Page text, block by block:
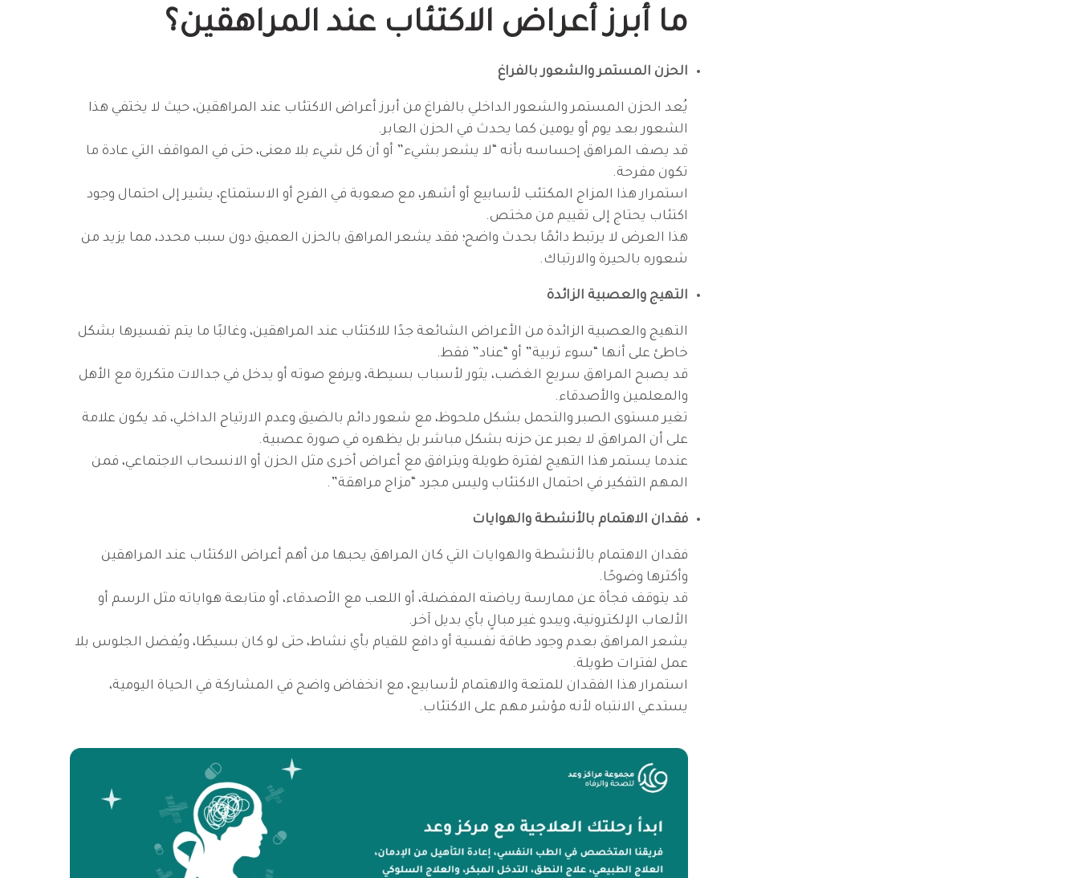
ما أبرز أعراض الاكتئاب عند المراهقين؟
الحزن المستمر والشعور بالفراغ
يُعد الحزن المستمر والشعور الداخلي بالفراغ من أبرز أعراض الاكتئاب عند المراهقين، حيث لا يختفي هذا
الشعور بعد يوم أو يومين كما يحدث في الحزن العابر.
قد يصف المراهق إحساسه بأنه “لا يشعر بشيء” أو أن كل شيء بلا معنى، حتى في المواقف التي عادة ما
تكون مفرحة.
استمرار هذا المزاج المكتئب لأسابيع أو أشهر، مع صعوبة في الفرح أو الاستمتاع، يشير إلى احتمال وجود
اكتئاب يحتاج إلى تقييم من مختص.
هذا العرض لا يرتبط دائمًا بحدث واضح؛ فقد يشعر المراهق بالحزن العميق دون سبب محدد، مما يزيد من
شعوره بالحيرة والارتباك.
التهيج والعصبية الزائدة
التهيج والعصبية الزائدة من الأعراض الشائعة جدًا للاكتئاب عند المراهقين، وغالبًا ما يتم تفسيرها بشكل
خاطئ على أنها “سوء تربية” أو “عناد” فقط.
قد يصبح المراهق سريع الغضب، يثور لأسباب بسيطة، ويرفع صوته أو يدخل في جدالات متكررة مع الأهل
والمعلمين والأصدقاء.
تغير مستوى الصبر والتحمل بشكل ملحوظ، مع شعور دائم بالضيق وعدم الارتياح الداخلي، قد يكون علامة
على أن المراهق لا يعبر عن حزنه بشكل مباشر بل يظهره في صورة عصبية.
عندما يستمر هذا التهيج لفترة طويلة ويترافق مع أعراض أخرى مثل الحزن أو الانسحاب الاجتماعي، فمن
المهم التفكير في احتمال الاكتئاب وليس مجرد “مزاج مراهقة”.
فقدان الاهتمام بالأنشطة والهوايات
فقدان الاهتمام بالأنشطة والهوايات التي كان المراهق يحبها من أهم أعراض الاكتئاب عند المراهقين
وأكثرها وضوحًا.
قد يتوقف فجأة عن ممارسة رياضته المفضلة، أو اللعب مع الأصدقاء، أو متابعة هواياته مثل الرسم أو
الألعاب الإلكترونية، ويبدو غير مبالٍ بأي بديل آخر.
يشعر المراهق بعدم وجود طاقة نفسية أو دافع للقيام بأي نشاط، حتى لو كان بسيطًا، ويُفضل الجلوس بلا
عمل لفترات طويلة.
استمرار هذا الفقدان للمتعة والاهتمام لأسابيع، مع انخفاض واضح في المشاركة في الحياة اليومية،
يستدعي الانتباه لأنه مؤشر مهم على الاكتئاب.